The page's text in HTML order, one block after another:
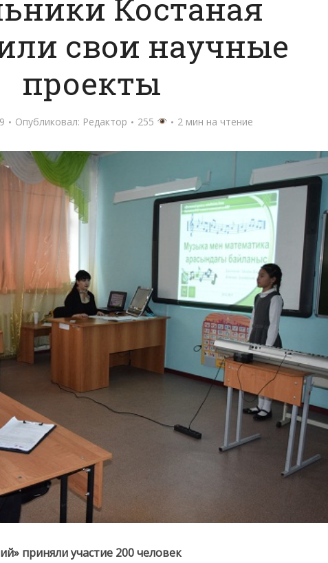
Костаная
свои научные
проекты
Опубликовал: Редактор 255 2 мин на чтение
приняли участие 200 человек